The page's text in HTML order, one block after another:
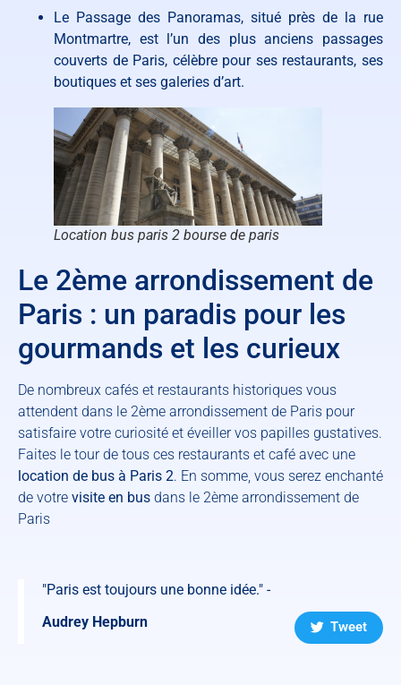
"Paris est toujours une bonne idée." -
Audrey Hepburn
Tweet
Le Passage des Panoramas, situé près de la rue
Montmartre, est l’un des plus anciens passages
couverts de Paris, célèbre pour ses restaurants, ses
boutiques et ses galeries d’art.
Location bus paris 2 bourse de paris
Le 2ème arrondissement de
Paris : un paradis pour les
gourmands et les curieux
De nombreux cafés et restaurants historiques vous
attendent dans le 2ème arrondissement de Paris pour
satisfaire votre curiosité et éveiller vos papilles gustatives.
Faites le tour de tous ces restaurants et café avec une
location de bus à Paris 2. En somme, vous serez enchanté
de votre visite en bus dans le 2ème arrondissement de
Paris